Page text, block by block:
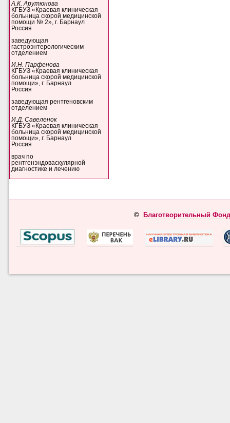
А.К. Арутюнова
КГБУЗ «Краевая клиническая
больница скорой медицинской
помощи № 2», г. Барнаул
Россия
заведующая
гастроэнтерологическим
отделением
И.Н. Парфенова
КГБУЗ «Краевая клиническая
больница скорой медицинской
помощи», г. Барнаул
Россия
заведующая рентгеновским
отделением
И.Д. Савеленок
КГБУЗ «Краевая клиническая
больница скорой медицинской
помощи», г. Барнаул
Россия
врач по
рентгенэндоваскулярной
диагностике и лечению
© Благотворительный